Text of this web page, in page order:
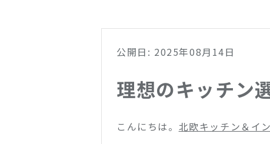
公開日: 2025年08月14日
理想のキッチン
こんにちは。 北欧キッチン＆イ